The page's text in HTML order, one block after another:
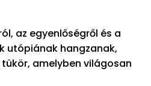
az egyenlőségről és a
utópiának hangzanak,
amelyben világosan